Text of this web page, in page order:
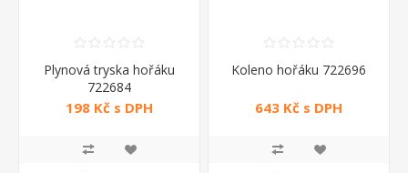
Plynová tryska hořáku
722684
198 Kč s DPH
Koleno hořáku 722696
643 Kč s DPH